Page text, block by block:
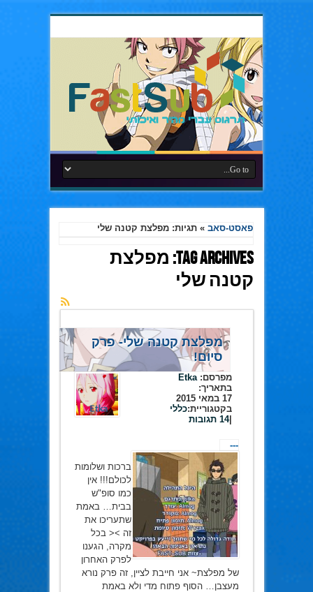
פאסט-סאב »תגיות: מפלצת קטנה שלי
Tag Archives: מפלצת
קטנה שלי
מפלצת קטנה שלי- פרק
סיום!
מפרסם:Etka
בתאריך:
17 במאי 2015
בקטגוריית:כללי
|14 תגובות
---
ברכות ושלומות
לכולם!!! אין
כמו סופ"ש
בבית… באמת
שתעריכו את
זה >< בכל
מקרה, הגענו
לפרק האחרון
של מפלצת~ אני חייבת לציין, זה פרק נורא
מעצבן… הסוף פתוח מדי ולא באמת